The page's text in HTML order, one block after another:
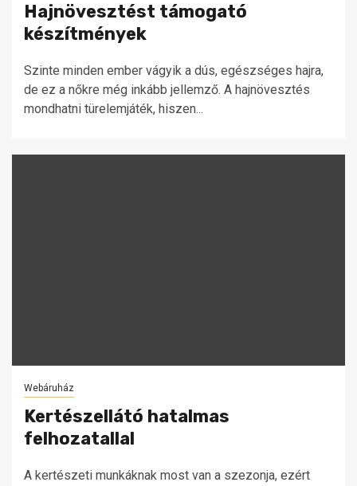
Hajnövesztést támogató
készítmények
Szinte minden ember vágyik a dús, egészséges hajra,
de ez a nőkre még inkább jellemző. A hajnövesztés
mondhatni türelemjáték, hiszen...
Webáruház
Kertészellátó hatalmas
felhozatallal
A kertészeti munkáknak most van a szezonja, ezért